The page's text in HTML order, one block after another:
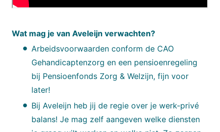
Wat mag je van Aveleijn verwachten?
Arbeidsvoorwaarden conform de CAO
Gehandicaptenzorg en een pensioenregeling
bij Pensioenfonds Zorg & Welzijn, fijn voor
later!
Bij Aveleijn heb jij de regie over je werk-privé
balans! Je mag zelf aangeven welke diensten